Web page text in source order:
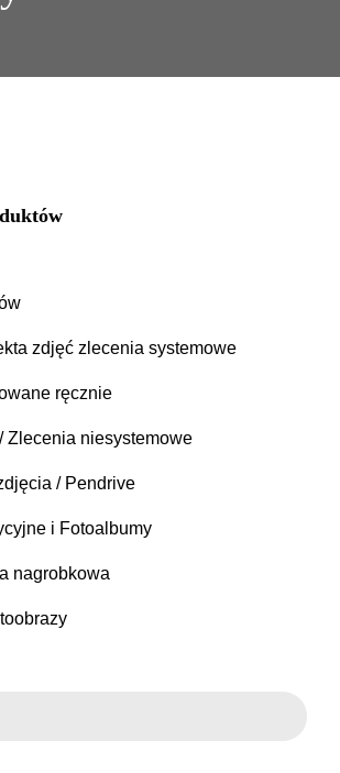
zdjęć zlecenia systemowe
ręcznie
Zlecenia niesystemowe
/ Pendrive
i Fotoalbumy
nagrobkowa